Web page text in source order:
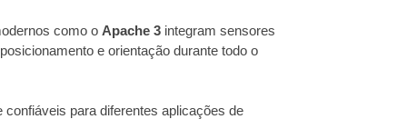
como o Apache 3integram sensores
e orientação durante todo o
para diferentes aplicações de